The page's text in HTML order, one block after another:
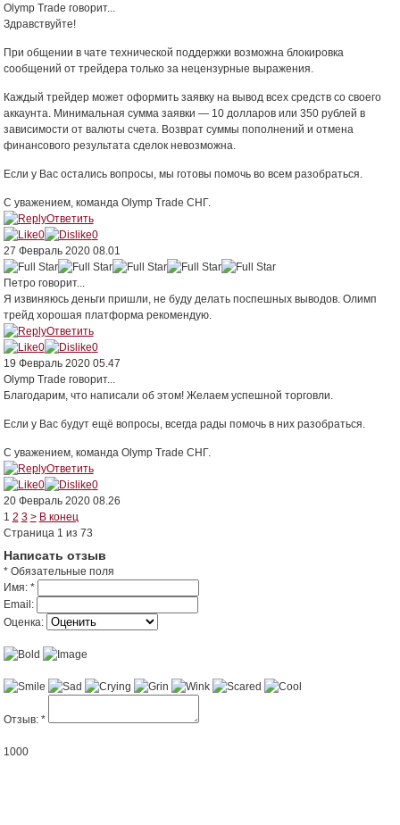
Olymp Trade говорит...
Здравствуйте!
При общении в чате технической поддержки возможна блокировка
сообщений от трейдера только за нецензурные выражения.
Каждый трейдер может оформить заявку на вывод всех средств со своего
аккаунта. Минимальная сумма заявки — 10 долларов или 350 рублей в
зависимости от валюты счета. Возврат суммы пополнений и отмена
финансового результата сделок невозможна.
Если у Вас остались вопросы, мы готовы помочь во всем разобраться.
С уважением, команда Olymp Trade СНГ.
Ответить
0
0
27 Февраль 2020 08.01
Петроговорит...
Я извиняюсь деньги пришли, не буду делать поспешных выводов. Олимп
трейд хорошая платформа рекомендую.
Ответить
0
0
19 Февраль 2020 05.47
Olymp Trade говорит...
Благодарим, что написали об этом! Желаем успешной торговли.
Если у Вас будут ещё вопросы, всегда рады помочь в них разобраться.
С уважением, команда Olymp Trade СНГ.
Ответить
0
0
20 Февраль 2020 08.26
1 2 3 > В конец
Страница 1 из 73
Написать отзыв
* Обязательные поля
Имя:*
Email:
Оценка:
Отзыв:*
1000